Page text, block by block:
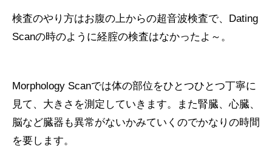
検査のやり方はお腹の上からの超音波検査で、Dating
Scanの時のように経腟の検査はなかったよ～。
Morphology Scanでは体の部位をひとつひとつ丁寧に
見て、大きさを測定していきます。また腎臓、心臓、
脳など臓器も異常がないかみていくのでかなりの時間
を要します。